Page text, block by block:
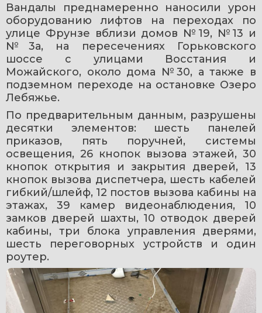
Вандалы преднамеренно наносили урон
оборудованию лифтов на переходах по
улице Фрунзе вблизи домов №19, №13 и
№3а, на пересечениях Горьковского
шоссе с улицами Восстания и
Можайского, около дома №30, а также в
подземном переходе на остановке Озеро
Лебяжьe.
По предварительным данным, разрушены
десятки элементов: шесть панелей
приказов, пять поручней, системы
освещения, 26 кнопок вызова этажей, 30
кнопок открытия и закрытия дверей, 13
кнопок вызова диспетчера, шесть кабелей
гибкий/шлейф, 12 постов вызова кабины на
этажах, 39 камер видеонаблюдения, 10
замков дверей шахты, 10 отводок дверей
кабины, три блока управления дверями,
шесть переговорных устройств и один
роутер.